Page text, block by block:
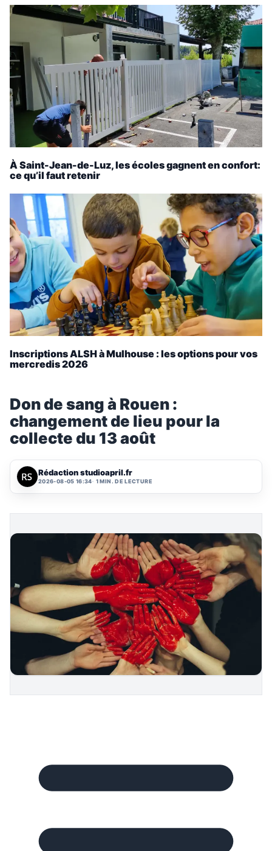
À Saint-Jean-de-Luz, les écoles gagnent en confort:
ce qu’il faut retenir
Inscriptions ALSH à Mulhouse : les options pour vos
mercredis 2026
Don de sang à Rouen :
changement de lieu pour la
collecte du 13 août
Rédaction studioapril.fr
2026-08-05 16:34 1 MIN. DE LECTURE